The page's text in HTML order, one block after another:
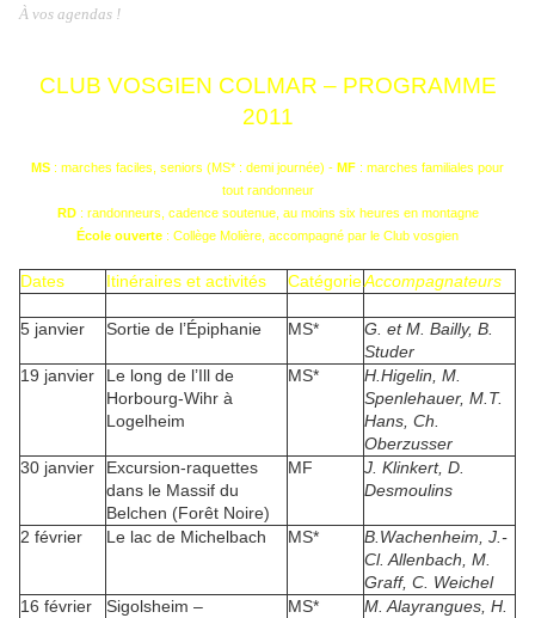
À vos agendas !
CLUB VOSGIEN COLMAR – PROGRAMME
2011
MS : marches faciles, seniors (MS* : demi journée) - MF : marches familiales pour
tout randonneur
RD: randonneurs, cadence soutenue, au moins six heures en montagne
École ouverte : Collège Molière, accompagné par le Club vosgien
Dates Itinéraires et activités CatégorieAccompagnateurs
5 janvier Sortie de l’Épiphanie MS*
G. et M. Bailly, B.
Studer
19 janvier
Le long de l’Ill de
Horbourg-Wihr à
Logelheim
MS*
H.Higelin, M.
Spenlehauer, M.T.
Hans, Ch.
Oberzusser
30 janvier
Excursion-raquettes
dans le Massif du
Belchen (Forêt Noire)
MF
J. Klinkert, D.
Desmoulins
2 février Le lac de Michelbach MS*
B.Wachenheim, J.-
Cl. Allenbach, M.
Graff, C. Weichel
16 février
Sigolsheim –
MS*
M. Alayrangues, H.